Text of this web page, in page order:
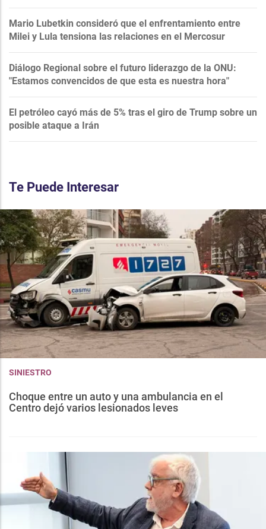
Mario Lubetkin consideró que el enfrentamiento entre
Milei y Lula tensiona las relaciones en el Mercosur
Diálogo Regional sobre el futuro liderazgo de la ONU:
"Estamos convencidos de que esta es nuestra hora"
El petróleo cayó más de 5% tras el giro de Trump sobre un
posible ataque a Irán
Te Puede Interesar
SINIESTRO
Choque entre un auto y una ambulancia en el
Centro dejó varios lesionados leves